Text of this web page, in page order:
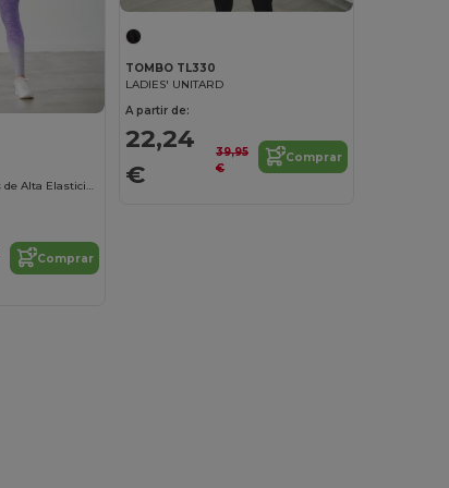
Leggings Degradados de Alta Elasticidad
Comprar
TOMBO TL330
LADIES' UNITARD
A partir de:
22,24
€
39,95
€
Comprar